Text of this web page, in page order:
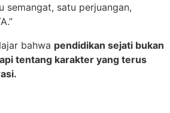
semangat, satu perjuangan,
bahwa pendidikan sejati bukan
tentang karakter yang terus